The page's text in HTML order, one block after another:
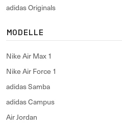
adidas Originals
MODELLE
Nike Air Max 1
Nike Air Force 1
adidas Samba
adidas Campus
Air Jordan